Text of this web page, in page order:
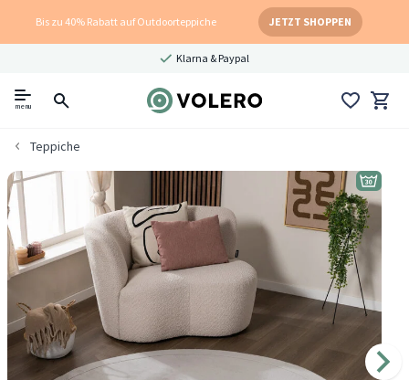
Bis zu 40% Rabatt auf Outdoorteppiche JETZT SHOPPEN
Klarna & Paypal
menu
Teppiche